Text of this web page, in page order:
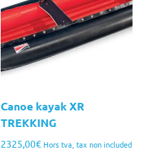
Canoe kayak XR
TREKKING
2325,00€ Hors tva, tax non included